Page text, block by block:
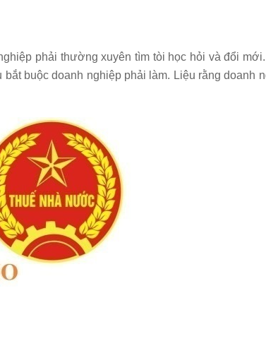
phải thường xuyên tìm tòi học hỏi và đổi
buộc doanh nghiệp phải làm. Liệu rằng doanh